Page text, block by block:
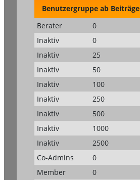
Benutzergruppe ab Beiträge
Berater
0
Inaktiv
0
Inaktiv
25
Inaktiv
50
Inaktiv
100
Inaktiv
250
Inaktiv
500
Inaktiv
1000
Inaktiv
2500
Co-Admins
0
Member
0